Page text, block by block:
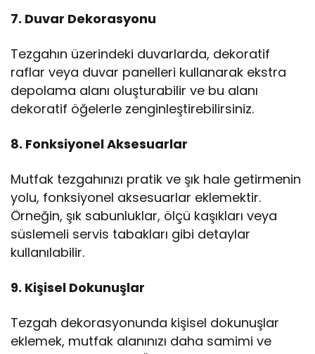
7. Duvar Dekorasyonu
Tezgahın üzerindeki duvarlarda, dekoratif
raflar veya duvar panelleri kullanarak ekstra
depolama alanı oluşturabilir ve bu alanı
dekoratif öğelerle zenginleştirebilirsiniz.
8. Fonksiyonel Aksesuarlar
Mutfak tezgahınızı pratik ve şık hale getirmenin
yolu, fonksiyonel aksesuarlar eklemektir.
Örneğin, şık sabunluklar, ölçü kaşıkları veya
süslemeli servis tabakları gibi detaylar
kullanılabilir.
9. Kişisel Dokunuşlar
Tezgah dekorasyonunda kişisel dokunuşlar
eklemek, mutfak alanınızı daha samimi ve